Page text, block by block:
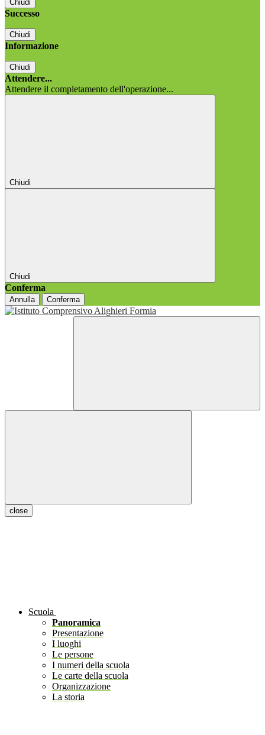
Chiudi
Successo
Chiudi
Informazione
Chiudi
Attendere...
Attendere il completamento dell'operazione...
Chiudi
Chiudi
Conferma
Annulla Conferma
close
Scuola
Panoramica
Presentazione
I luoghi
Le persone
I numeri della scuola
Le carte della scuola
Organizzazione
La storia